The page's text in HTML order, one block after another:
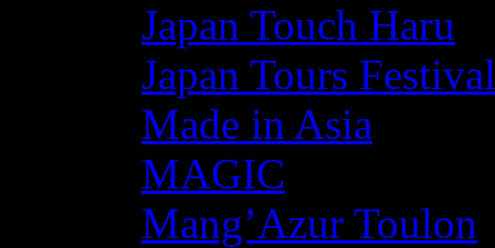
Japan Touch Haru
Japan Tours Festival
Made in Asia
MAGIC
Mang’Azur Toulon